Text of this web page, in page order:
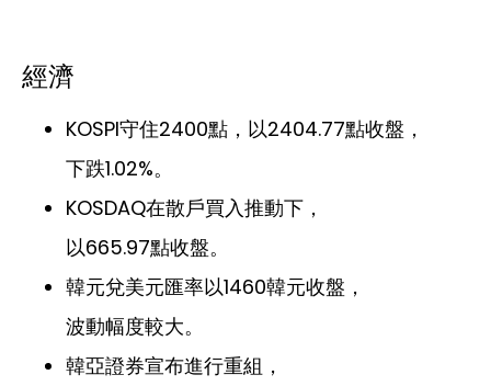
經濟
KOSPI守住2400點，以2404.77點收盤，
下跌1.02%。
KOSDAQ在散戶買入推動下，
以665.97點收盤。
韓元兌美元匯率以1460韓元收盤，
波動幅度較大。
韓亞證券宣布進行重組，